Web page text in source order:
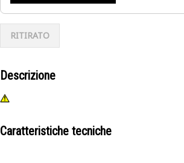
RITIRATO
Descrizione
Caratteristiche tecniche